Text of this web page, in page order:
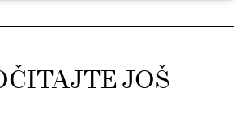
JOŠ